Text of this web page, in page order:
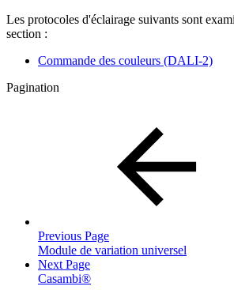
Les protocoles d'éclairage suivants sont
section :
Commande des couleurs (DALI-2)
Pagination
Previous Page
Module de variation universel
Next Page
Casambi®